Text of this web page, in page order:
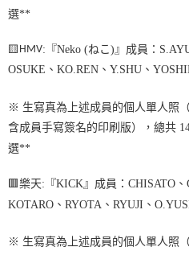
選**
🟨 HMV: 『Neko (ねこ)』成員：
OSUKE、KO.REN、Y.SHU、
※ 生寫真為上述成員的個人單人照
含成員手寫簽名的印刷版），總共 1
選**
🟥樂天: 『KICK』成員：CHISATO
KOTARO、RYOTA、RYUJI、
※ 生寫真為上述成員的個人單人照